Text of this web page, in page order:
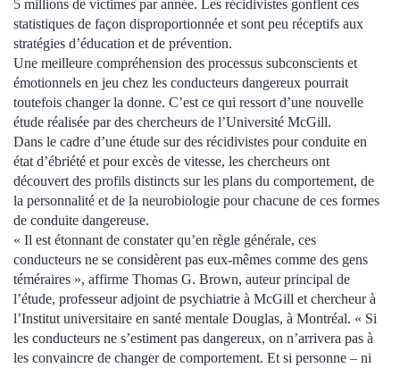
5 millions de victimes par année. Les récidivistes gonflent ces
statistiques de façon disproportionnée et sont peu réceptifs aux
stratégies d’éducation et de prévention.
Une meilleure compréhension des processus subconscients et
émotionnels en jeu chez les conducteurs dangereux pourrait
toutefois changer la donne. C’est ce qui ressort d’une nouvelle
étude réalisée par des chercheurs de l’Université McGill.
Dans le cadre d’une étude sur des récidivistes pour conduite en
état d’ébriété et pour excès de vitesse, les chercheurs ont
découvert des profils distincts sur les plans du comportement, de
la personnalité et de la neurobiologie pour chacune de ces formes
de conduite dangereuse.
« Il est étonnant de constater qu’en règle générale, ces
conducteurs ne se considèrent pas eux-mêmes comme des gens
téméraires », affirme Thomas G. Brown, auteur principal de
l’étude, professeur adjoint de psychiatrie à McGill et chercheur à
l’Institut universitaire en santé mentale Douglas, à Montréal. « Si
les conducteurs ne s’estiment pas dangereux, on n’arrivera pas à
les convaincre de changer de comportement. Et si personne ‒ ni